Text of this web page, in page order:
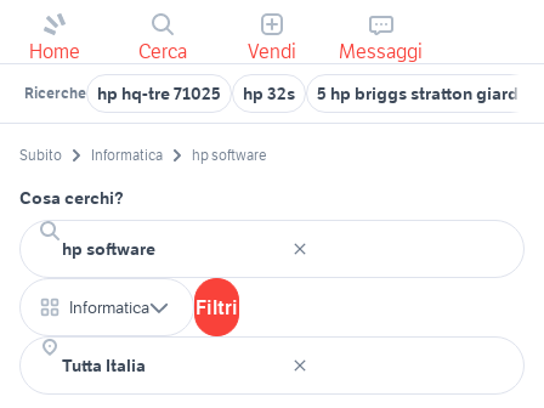
Home Cerca Vendi Messaggi
Ricerche hp hq-tre 71025 hp 32s 5 hp briggs stratton giardino
Subito Informatica hp software
Cosa cerchi?
Informatica Filtri